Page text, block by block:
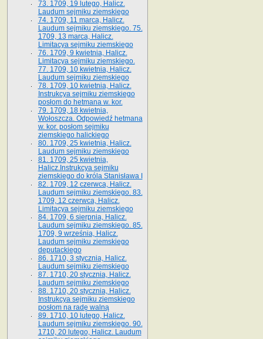
73. 1709, 19 lutego, Halicz.
Laudum sejmiku ziemskiego
74. 1709, 11 marca, Halicz.
Laudum sejmiku ziemskiego. 75.
1709, 13 marca, Halicz.
Limitacya sejmiku ziemskiego
76. 1709, 9 kwietnia, Halicz.
Limitacya sejmiku ziemskiego.
77. 1709, 10 kwietnia, Halicz.
Laudum sejmiku ziemskiego
78. 1709, 10 kwietnia, Halicz.
Instrukcya sejmiku ziemskiego
posłom do hetmana w. kor.
79. 1709, 18 kwietnia,
Wołoszcza. Odpowiedź hetmana
w. kor. posłom sejmiku
ziemskiego halickiego
80. 1709, 25 kwietnia, Halicz.
Laudum sejmiku ziemskiego
81. 1709, 25 kwietnia,
Halicz.Instrukcya sejmiku
ziemskiego do króla Stanisława I
82. 1709, 12 czerwca, Halicz.
Laudum sejmiku ziemskiego. 83.
1709, 12 czerwca, Halicz.
Limitacya sejmiku ziemskiego
84. 1709, 6 sierpnia, Halicz.
Laudum sejmiku ziemskiego. 85.
1709, 9 września, Halicz.
Laudum sejmiku ziemskiego
deputackiego
86. 1710, 3 stycznia, Halicz.
Laudum sejmiku ziemskiego
87. 1710, 20 stycznia, Halicz.
Laudum sejmiku ziemskiego
88. 1710, 20 stycznia, Halicz.
Instrukcya sejmiku ziemskiego
posłom na radę walną
89. 1710, 10 lutego, Halicz.
Laudum sejmiku ziemskiego. 90.
1710, 20 lutego, Halicz. Laudum